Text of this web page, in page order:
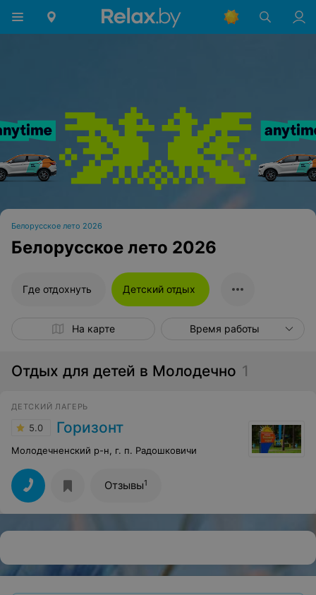
Белорусское лето 2026
Белорусское лето 2026
Где отдохнуть Детский отдых
На карте Время работы
Отдых для детей в Молодечно 1
ДЕТСКИЙ ЛАГЕРЬ
5.0 Горизонт
Молодечненский р-н, г. п. Радошковичи
Отзывы1